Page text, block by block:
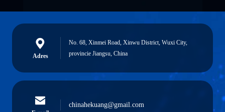
Adres
No. 68, Xinmei Road, Xinwu District, Wuxi City,
provincie Jiangsu, China
chinahekuang@gmail.com